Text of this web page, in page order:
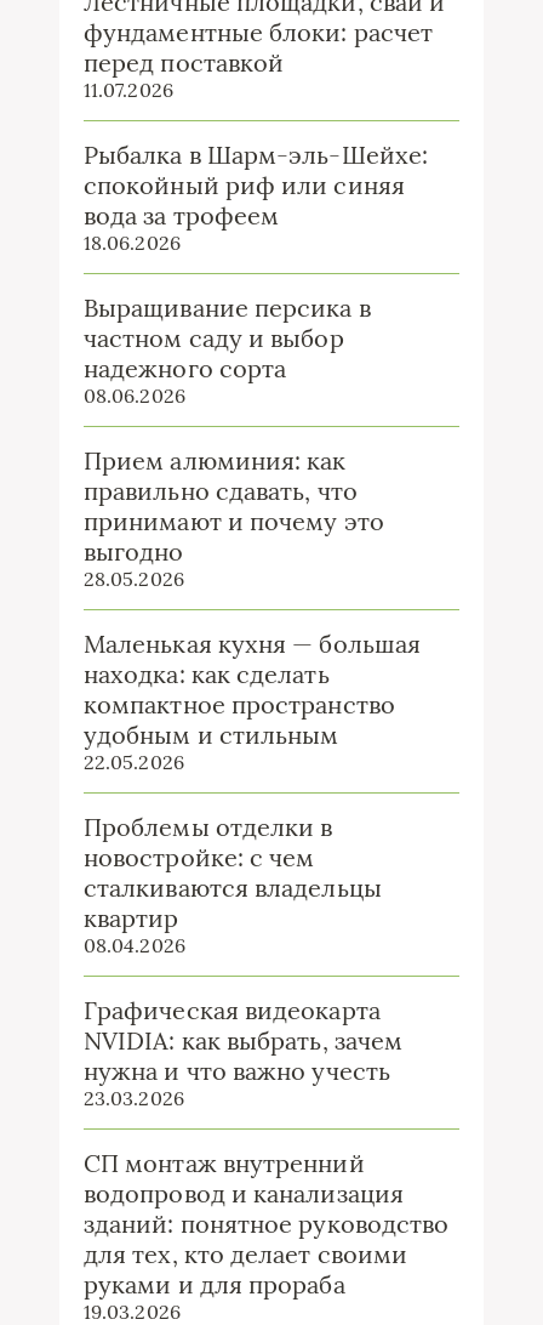
фундаментные блоки: расчет
перед поставкой
11.07.2026
Рыбалка в Шарм-эль-Шейхе:
спокойный риф или синяя
вода за трофеем
18.06.2026
Выращивание персика в
частном саду и выбор
надежного сорта
08.06.2026
Прием алюминия: как
правильно сдавать, что
принимают и почему это
выгодно
28.05.2026
Маленькая кухня — большая
находка: как сделать
компактное пространство
удобным и стильным
22.05.2026
Проблемы отделки в
новостройке: с чем
сталкиваются владельцы
квартир
08.04.2026
Графическая видеокарта
NVIDIA: как выбрать, зачем
нужна и что важно учесть
23.03.2026
СП монтаж внутренний
водопровод и канализация
зданий: понятное руководство
для тех, кто делает своими
руками и для прораба
19.03.2026